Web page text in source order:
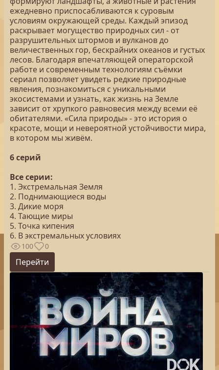
ежедневно приспосабливаются к суровым
условиям окружающей среды. Каждый эпизод
раскрывает могущество природных сил - от
разрушительных штормов и вулканов до
величественных гор, бескрайних океанов и густых
лесов. Благодаря впечатляющей операторской
работе и современным технологиям съёмки
сериал позволяет увидеть редкие природные
явления, познакомиться с уникальными
экосистемами и узнать, как жизнь на Земле
зависит от хрупкого равновесия между всеми её
обитателями. «Сила природы» - это история о
красоте, мощи и невероятной устойчивости мира,
в котором мы живём.
6 серий
Все серии:
1. Экстремальная Земля
2. Поднимающиеся воды
3. Дикие моря
4. Тающие миры
5. Точка кипения
6. В экстремальных условиях
100 0
Перейти